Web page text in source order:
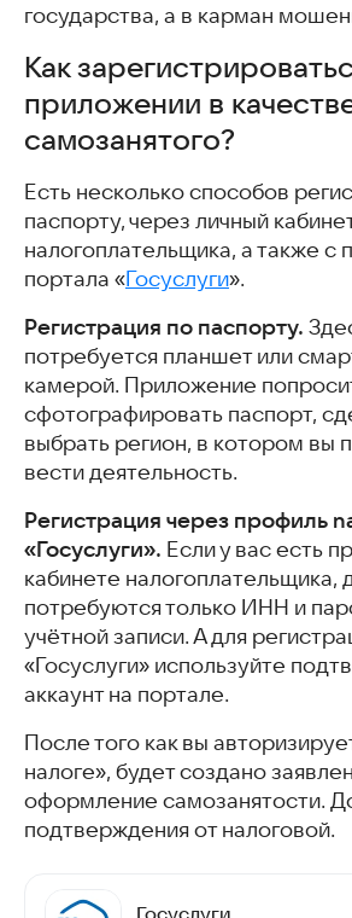
государства, а в карман
Как
приложении в
самозанятого?
Есть несколько способов
паспорту, через личный
налогоплательщика, а также
портала «Госуслуги».
Регистрация по паспорту.
потребуется планшет или
камерой. Приложение
сфотографировать паспорт,
выбрать регион, в котором вы
вести деятельность.
Регистрация через профиль
«Госуслуги». Если у вас есть
кабинете налогоплательщика,
потребуются только ИНН и
учётной записи. А для
«Госуслуги» используйте
аккаунт на портале.
После того как вы
налоге», будет создано
оформление самозанятости.
подтверждения от налоговой.
Госуслуги